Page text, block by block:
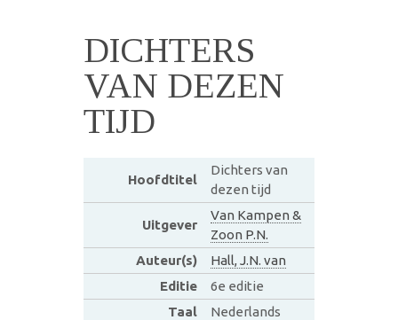
DICHTERS
VAN DEZEN
TIJD
Hoofdtitel
Dichters van
dezen tijd
Uitgever
Van Kampen &
Zoon P.N.
Auteur(s)
Hall, J.N. van
Editie
6e editie
Taal
Nederlands